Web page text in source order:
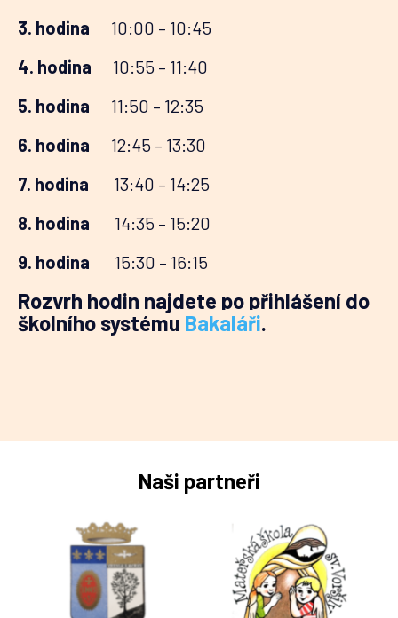
3. hodina 10:00 – 10:45
4. hodina 10:55 – 11:40
5. hodina 11:50 – 12:35
6. hodina 12:45 – 13:30
7. hodina 13:40 – 14:25
8. hodina 14:35 – 15:20
9. hodina 15:30 – 16:15
Rozvrh hodin najdete po přihlášení do
školního systému Bakaláři.
Naši partneři